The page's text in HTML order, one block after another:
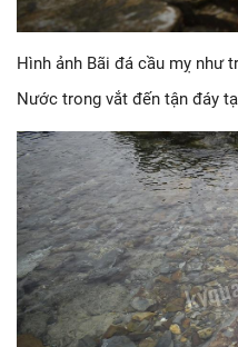
Hình ảnh Bãi đá cầu mỵ như
Nước trong vắt đến tận đáy